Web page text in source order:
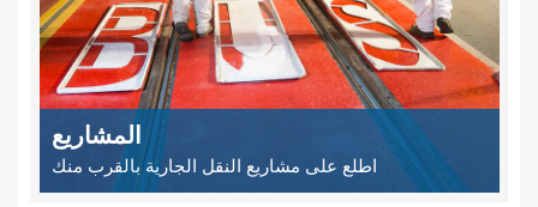
المشاريع
اطلع على مشاريع النقل الجارية بالقرب منك